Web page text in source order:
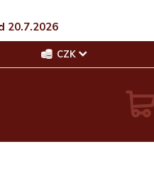
20.7.2026
CZK